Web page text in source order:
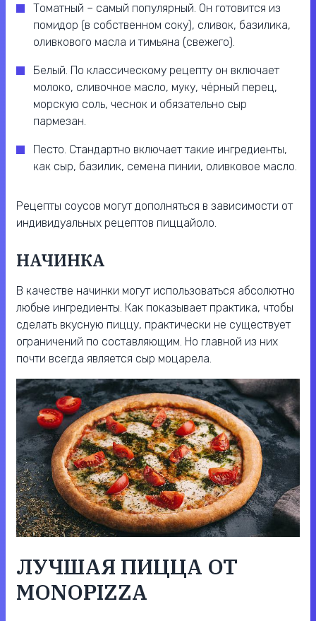
Томатный – самый популярный. Он готовится из
помидор (в собственном соку), сливок, базилика,
оливкового масла и тимьяна (свежего).
Белый. По классическому рецепту он включает
молоко, сливочное масло, муку, чёрный перец,
морскую соль, чеснок и обязательно сыр
пармезан.
Песто. Стандартно включает такие ингредиенты,
как сыр, базилик, семена пинии, оливковое масло.
Рецепты соусов могут дополняться в зависимости от
индивидуальных рецептов пиццайоло.
НАЧИНКА
В качестве начинки могут использоваться абсолютно
любые ингредиенты. Как показывает практика, чтобы
сделать вкусную пиццу, практически не существует
ограничений по составляющим. Но главной из них
почти всегда является сыр моцарела.
ЛУЧШАЯ ПИЦЦА ОТ
MONOPIZZA